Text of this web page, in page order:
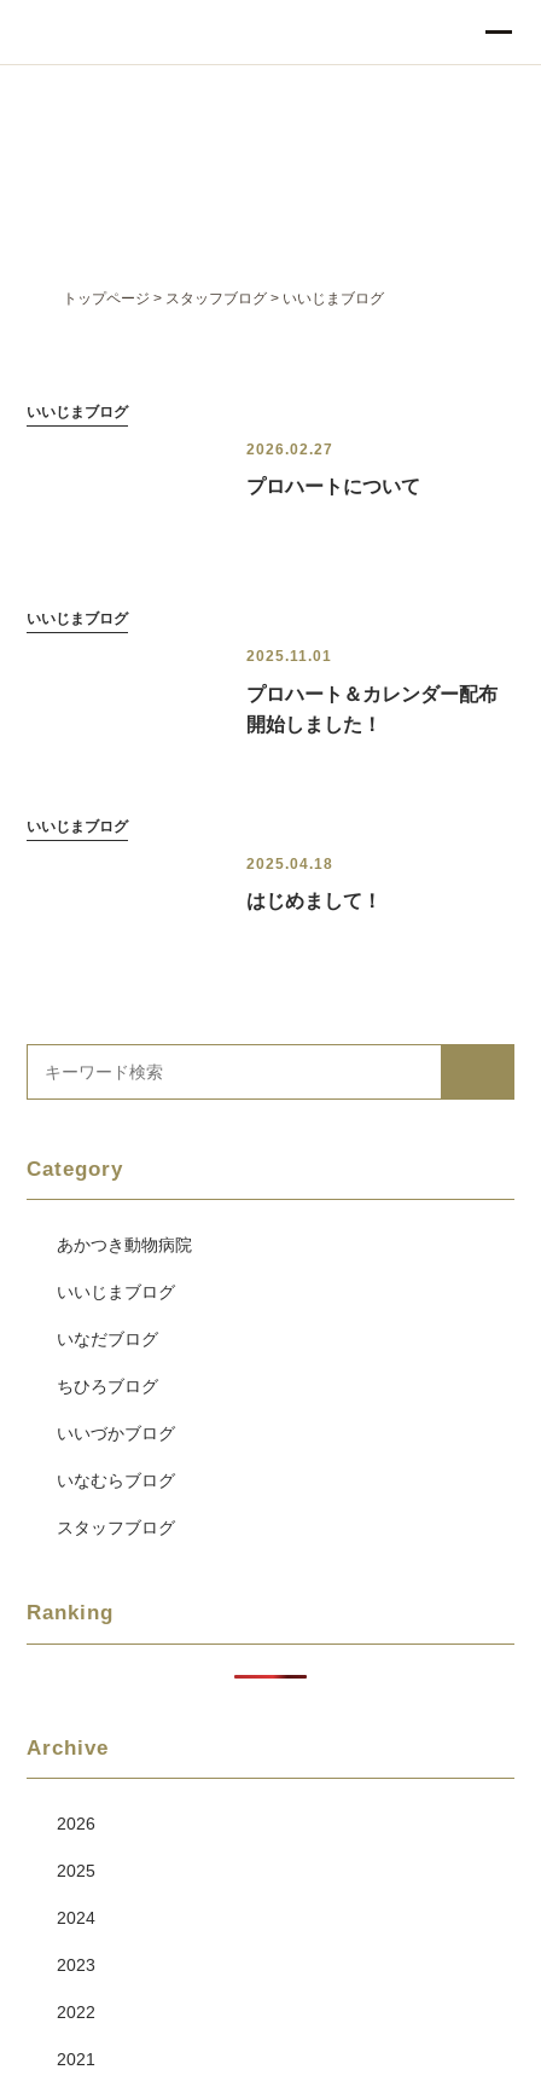
トップページ > スタッフブログ > いいじまブログ
いいじまブログ
2026.02.27
プロハートについて
いいじまブログ
2025.11.01
プロハート＆カレンダー配布
開始しました！
いいじまブログ
2025.04.18
はじめまして！
Category
あかつき動物病院
いいじまブログ
いなだブログ
ちひろブログ
いいづかブログ
いなむらブログ
スタッフブログ
Ranking
Archive
2026
2025
2024
2023
2022
2021